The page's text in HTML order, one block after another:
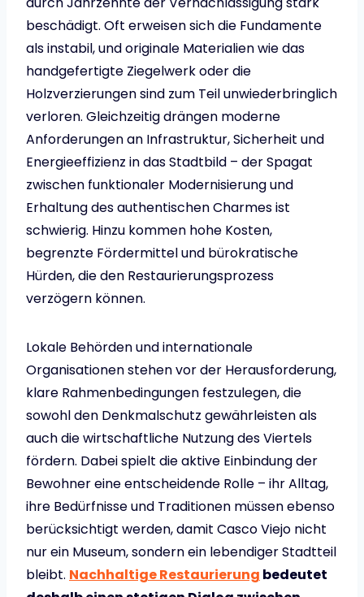
beschädigt. Oft erweisen sich die Fundamente
als instabil, und originale Materialien wie das
handgefertigte Ziegelwerk oder die
Holzverzierungen sind zum Teil unwiederbringlich
verloren. Gleichzeitig drängen moderne
Anforderungen an Infrastruktur, Sicherheit und
Energieeffizienz in das Stadtbild – der Spagat
zwischen funktionaler Modernisierung und
Erhaltung des authentischen Charmes ist
schwierig. Hinzu kommen hohe Kosten,
begrenzte Fördermittel und bürokratische
Hürden, die den Restaurierungsprozess
verzögern können.
Lokale Behörden und internationale
Organisationen stehen vor der Herausforderung,
klare Rahmenbedingungen festzulegen, die
sowohl den Denkmalschutz gewährleisten als
auch die wirtschaftliche Nutzung des Viertels
fördern. Dabei spielt die aktive Einbindung der
Bewohner eine entscheidende Rolle – ihr Alltag,
ihre Bedürfnisse und Traditionen müssen ebenso
berücksichtigt werden, damit Casco Viejo nicht
nur ein Museum, sondern ein lebendiger Stadtteil
bleibt. Nachhaltige Restaurierung bedeutet